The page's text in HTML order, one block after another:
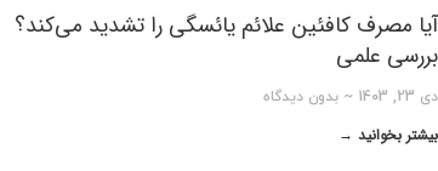
آیا مصرف کافئین علائم یائسگی را تشدید می‌کند؟
بررسی علمی
دی 23, 1403 بدون دیدگاه
بیشتر بخوانید →